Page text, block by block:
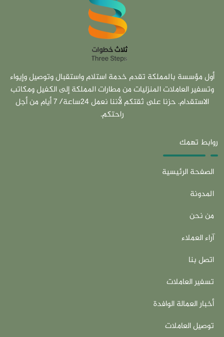
أول مؤسسة بالمملكة تقدم خدمة استلام واستقبال وتوصيل وإيواء
وتسفير العاملات المنزليات من مطارات المملكة إلى الكفيل ومكاتب
الاستقدام. حزنا على ثقتكم لأننا نعمل 24ساعة/ 7 أيام من أجل
راحتكم.
روابط تهمك
الصفحة الرئيسية
المدونة
من نحن
آراء العملاء
اتصل بنا
تسفير العاملات
أخبار العمالة الوافدة
توصيل العاملات